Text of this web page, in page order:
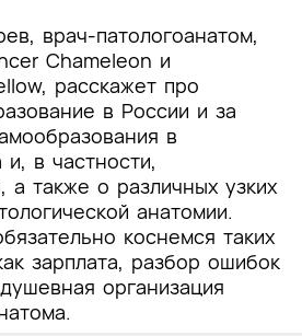
врач-патологоанатом,
Chameleon и
расскажет про
в России и за
в
в частности,
а также о различных узких
анатомии.
коснемся таких
зарплата, разбор ошибок
организация